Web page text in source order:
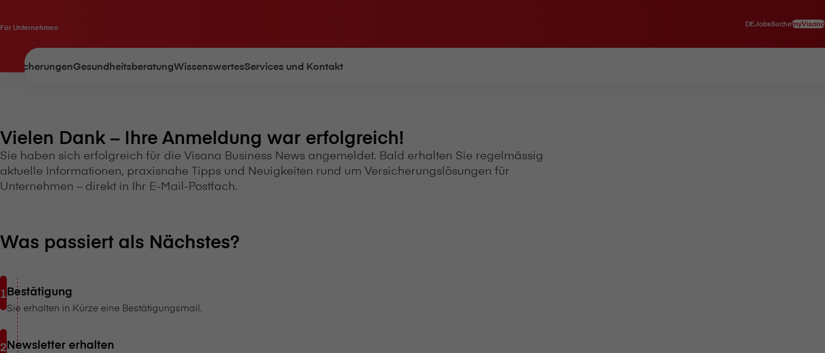
Für Unternehmen DEJobsSuchemyVisana
VersicherungenGesundheitsberatungWissenswertesServices und Kontakt
Vielen Dank – Ihre Anmeldung war erfolgreich!
Sie haben sich erfolgreich für die V⁠i⁠s⁠a⁠n⁠a Business News angemeldet. Bald erhalten Sie regelmässig
aktuelle Informationen, praxisnahe Tipps und Neuigkeiten rund um Versicherungslösungen für
Unternehmen – direkt in Ihr E-Mail-Postfach.
Was passiert als Nächstes?
Bestätigung
Sie erhalten in Kürze eine Bestätigungsmail.
Newsletter erhalten